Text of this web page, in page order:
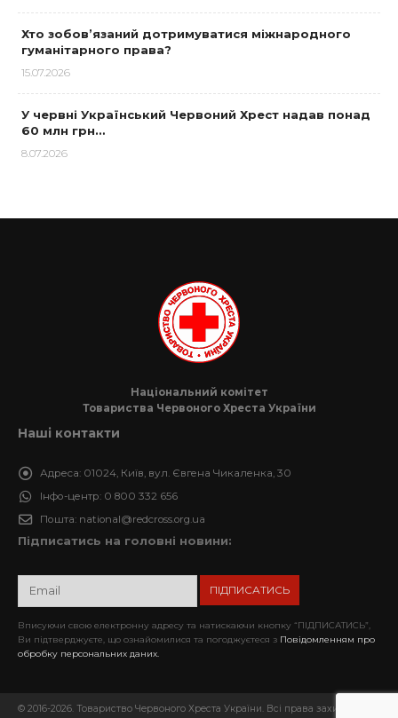
Хто зобов’язаний дотримуватися міжнародного
гуманітарного права?
15.07.2026
У червні Український Червоний Хрест надав понад
60 млн грн…
8.07.2026
Національний комітет
Товариства Червоного Хреста України
Наші контакти
Адреса: 01024, Київ, вул. Євгена Чикаленка, 30
Інфо-центр: 0 800 332 656
Пошта: national@redcross.org.ua
Підписатись на головні новини:
Вписуючи свою електронну адресу та натискаючи кнопку “ПІДПИСАТИСЬ”,
Ви підтверджуєте, що ознайомилися та погоджуєтеся з Повідомленням про
обробку персональних даних.
© 2016-2026. Товариство Червоного Хреста України. Всі права захищені.